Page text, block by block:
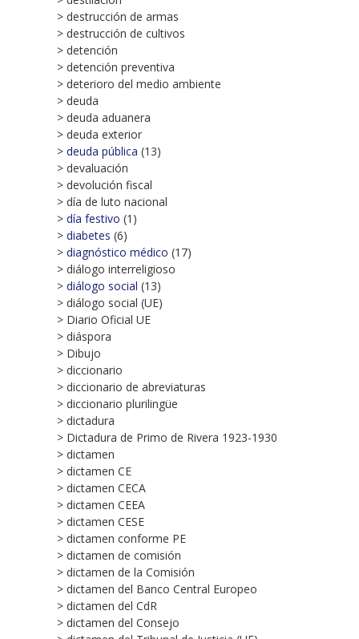
> destrucción de armas
> destrucción de cultivos
> detención
> detención preventiva
> deterioro del medio ambiente
> deuda
> deuda aduanera
> deuda exterior
> deuda pública (13)
> devaluación
> devolución fiscal
> día de luto nacional
> día festivo (1)
> diabetes (6)
> diagnóstico médico (17)
> diálogo interreligioso
> diálogo social (13)
> diálogo social (UE)
> Diario Oficial UE
> diáspora
> Dibujo
> diccionario
> diccionario de abreviaturas
> diccionario plurilingüe
> dictadura
> Dictadura de Primo de Rivera 1923-1930
> dictamen
> dictamen CE
> dictamen CECA
> dictamen CEEA
> dictamen CESE
> dictamen conforme PE
> dictamen de comisión
> dictamen de la Comisión
> dictamen del Banco Central Europeo
> dictamen del CdR
> dictamen del Consejo